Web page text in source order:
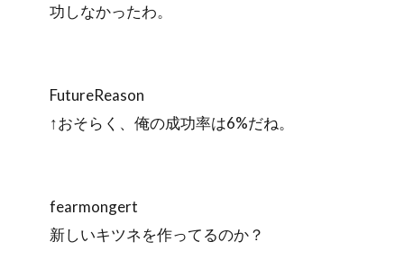
功しなかったわ。
FutureReason
↑おそらく、俺の成功率は6%だね。
fearmongert
新しいキツネを作ってるのか？